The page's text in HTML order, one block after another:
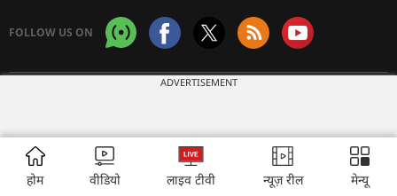
FOLLOW US ON
ADVERTISEMENT
होम वीडियो लाइव टीवी न्यूज़ रील मेन्यू